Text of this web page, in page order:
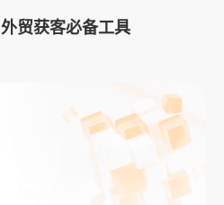
外贸获客必备工具